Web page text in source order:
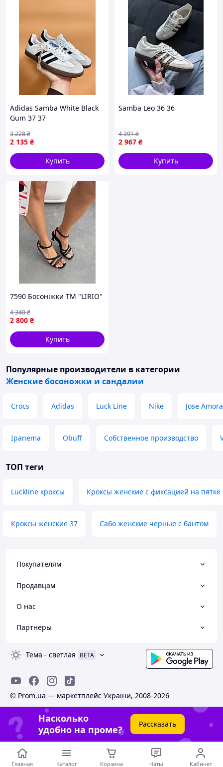
Adidas Samba White Black
Gum 37 37
2 135 ₴
3 228₴
Купить
Samba Leo 36 36
2 967 ₴
4 391₴
Купить
7590 Босоніжки ТМ "LIRIO"
2 800 ₴
4 340₴
Купить
Популярные производители в категории
Женские босоножки и сандалии
Crocs Adidas Luck Line Nike Jose
Ipanema Obuff Собственное производство
ТОП теги
Luckline кроксы Кроксы женские с фиксацией на пятке
Кроксы женские 37 Сабо женские черные с бантом
Покупателям
Продавцам
О нас
Партнеры
Тема - светлая BETA
© Prom.ua — маркетплейс України, 2008-2026
Насколько
удобно на проме?
Рассказать
Главная Каталог Корзина Чаты Кабинет